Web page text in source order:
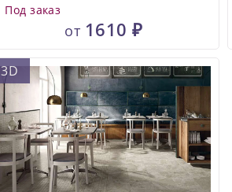
Под заказ
от 1610 ₽
3D